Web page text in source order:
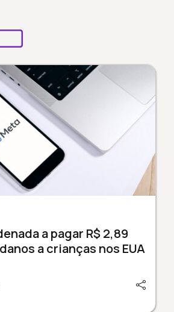
a pagar R$ 2,89
a crianças nos EUA